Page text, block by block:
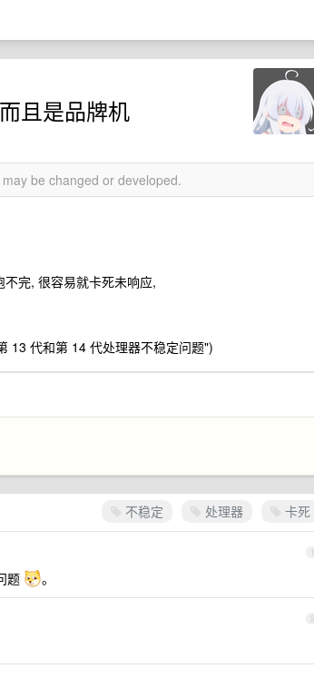
且是品牌机
be changed or developed.
完, 很容易就卡死未响应,
13 代和第 14 代处理器不稳定问题")
不稳定 处理器 卡死
1
题 。
2